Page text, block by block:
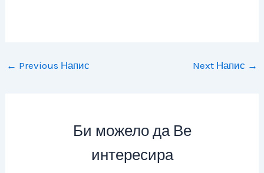
← Previous Напис Next Напис →
Би можело да Ве
интересира